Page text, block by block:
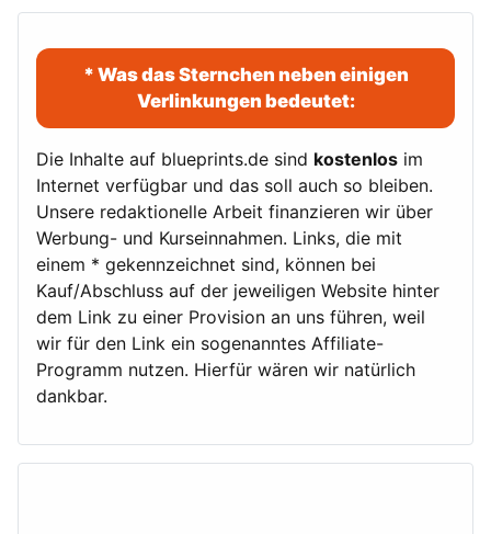
* Was das Sternchen neben einigen
Verlinkungen bedeutet:
Die Inhalte auf blueprints.de sind kostenlos im
Internet verfügbar und das soll auch so bleiben.
Unsere redaktionelle Arbeit finanzieren wir über
Werbung- und Kurseinnahmen. Links, die mit
einem * gekennzeichnet sind, können bei
Kauf/Abschluss auf der jeweiligen Website hinter
dem Link zu einer Provision an uns führen, weil
wir für den Link ein sogenanntes Affiliate-
Programm nutzen. Hierfür wären wir natürlich
dankbar.